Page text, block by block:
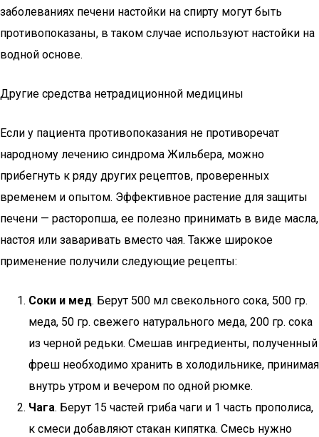
заболеваниях печени настойки на спирту могут быть
противопоказаны, в таком случае используют настойки на
водной основе.
Другие средства нетрадиционной медицины
Если у пациента противопоказания не противоречат
народному лечению синдрома Жильбера, можно
прибегнуть к ряду других рецептов, проверенных
временем и опытом. Эффективное растение для защиты
печени — расторопша, ее полезно принимать в виде масла,
настоя или заваривать вместо чая. Также широкое
применение получили следующие рецепты:
Соки и мед. Берут 500 мл свекольного сока, 500 гр.
меда, 50 гр. свежего натурального меда, 200 гр. сока
из черной редьки. Смешав ингредиенты, полученный
фреш необходимо хранить в холодильнике, принимая
внутрь утром и вечером по одной рюмке.
Чага. Берут 15 частей гриба чаги и 1 часть прополиса,
к смеси добавляют стакан кипятка. Смесь нужно